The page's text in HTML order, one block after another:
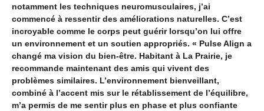
notamment les techniques neuromusculaires, j’ai
commencé à ressentir des améliorations naturelles. C’est
incroyable comme le corps peut guérir lorsqu’on lui offre
un environnement et un soutien appropriés. « Pulse Align a
changé ma vision du bien-être. Habitant à La Prairie, je
recommande maintenant des amis qui vivent des
problèmes similaires. L’environnement bienveillant,
combiné à l’accent mis sur le rétablissement de l’équilibre,
m’a permis de me sentir plus en phase et plus confiante